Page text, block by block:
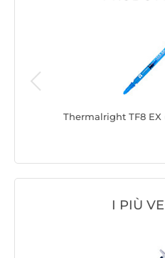
Thermalright TF8 EX
I PIÙ